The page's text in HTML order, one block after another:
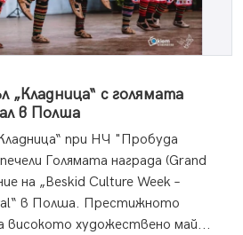
„Кладница“ с голямата
в Полша
при НЧ "Пробуда
Голямата награда (Grand
на „Beskid Culture Week –
в Полша. Престижното
високото художествено май...